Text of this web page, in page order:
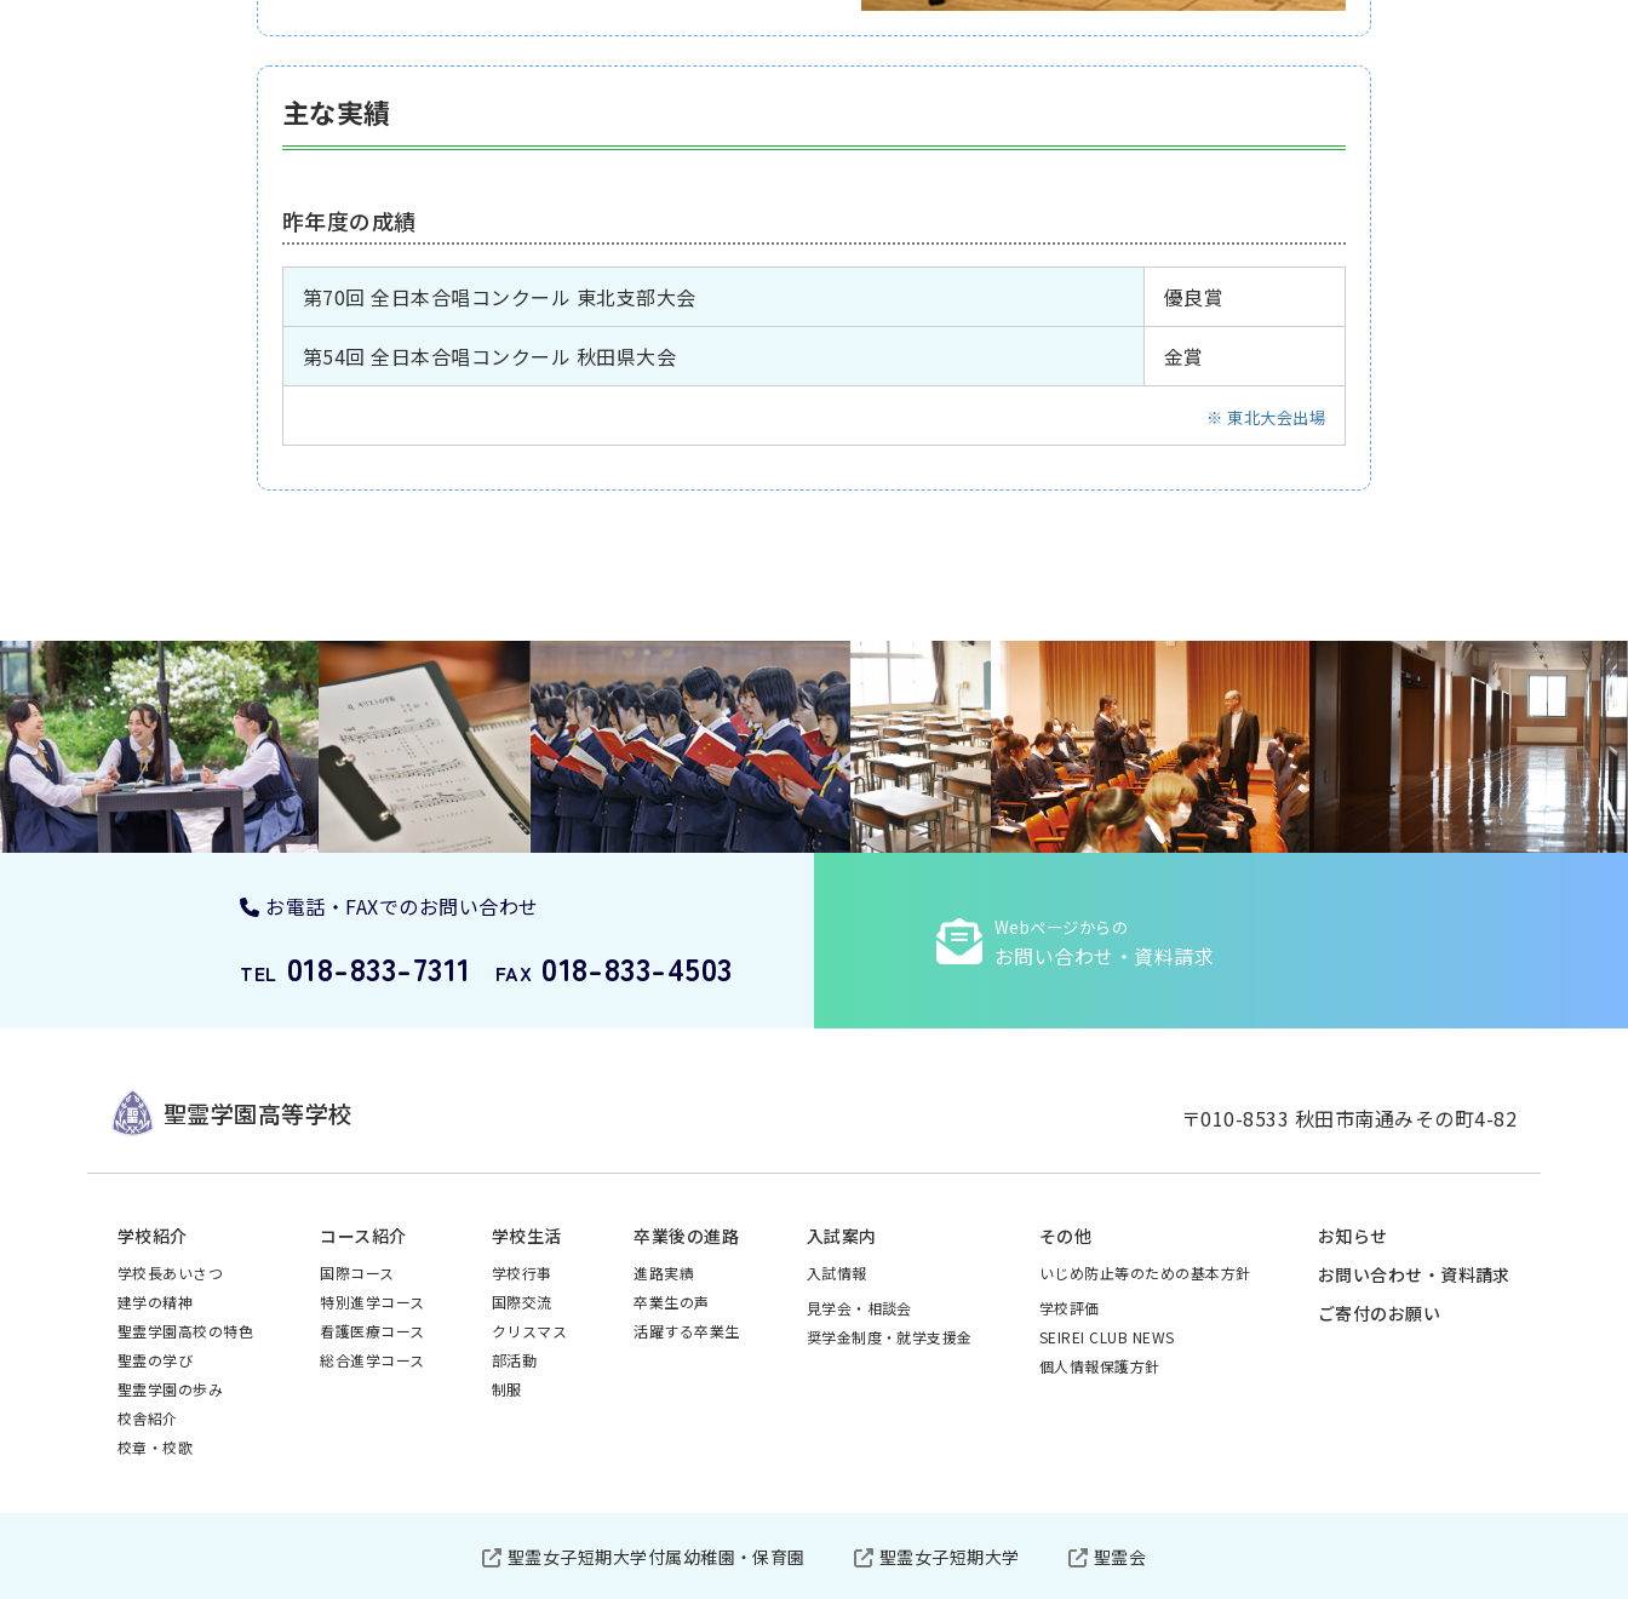
主な実績
昨年度の成績
第70回 全日本合唱コンクール 東北支部大会 優良賞
第54回 全日本合唱コンクール 秋田県大会 金賞
※ 東北大会出場
お電話・FAXでのお問い合わせ
TEL 018-833-7311 FAX 018-833-4503
Webページからの
お問い合わせ・資料請求
聖霊学園高等学校 〒010-8533 秋田市南通みその町4-82
学校紹介
学校長あいさつ
建学の精神
聖霊学園高校の特色
聖霊の学び
聖霊学園の歩み
校舎紹介
校章・校歌
コース紹介
国際コース
特別進学コース
看護医療コース
総合進学コース
学校生活
学校行事
国際交流
クリスマス
部活動
制服
卒業後の進路
進路実績
卒業生の声
活躍する卒業生
入試案内
入試情報
見学会・相談会
奨学金制度・就学支援金
その他
いじめ防止等のための基本方針
学校評価
SEIREI CLUB NEWS
個人情報保護方針
お知らせ
お問い合わせ・資料請求
ご寄付のお願い
聖霊女子短期大学付属幼稚園・保育園 聖霊女子短期大学 聖霊会